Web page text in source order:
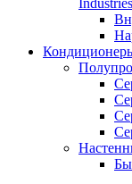
Industries